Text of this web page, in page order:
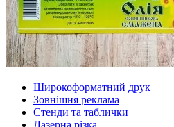
Широкоформатний друк
Зовнішня реклама
Стенди та таблички
Лазерна різка